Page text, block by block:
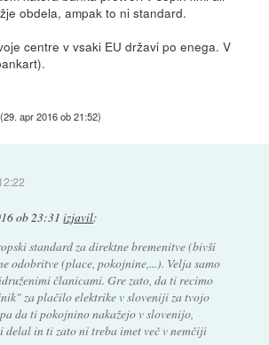
obdela, ampak to ni standard.
centre v vsaki EU državi po enega. V
(29. apr 2016 ob 21:52)
ob 23:31 izjavil:
standard za direktne bremenitve (bivši
odobritve (place, pokojnine,...). Velja samo
članicami. Gre zato, da ti recimo
za plačilo elektrike v sloveniji za tvojo
da ti pokojnino nakažejo v slovenijo,
delal in ti zato ni treba imet več v nemčiji